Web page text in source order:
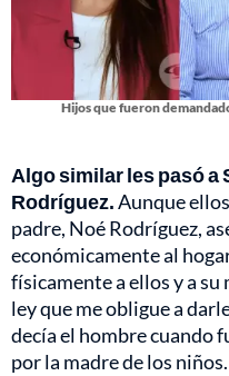
Hijos que fueron
Algo similar les pasó a
Rodríguez.Aunque
padre, Noé Rodríguez,
económicamente al
físicamente a ellos y a su
ley que me obligue a
decía el hombre cuando
por la madre de los niños.